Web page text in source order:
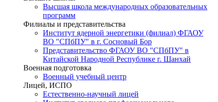
Высшая школа международных образовательных
программ
Филиалы и представительства
Институт ядерной энергетики (филиал) ФГАОУ
ВО "СПбПУ" в г. Сосновый Бор
Представительство ФГАОУ ВО "СПбПУ" в
Китайской Народной Республике г. Шанхай
Военная подготовка
Военный учебный центр
Лицей, ИСПО
Естественно-научный лицей